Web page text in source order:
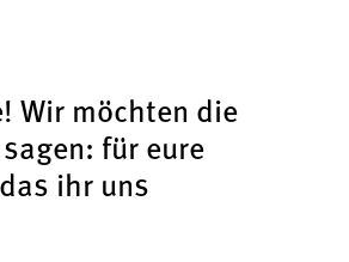
Wir möchten die
für eure
ihr uns